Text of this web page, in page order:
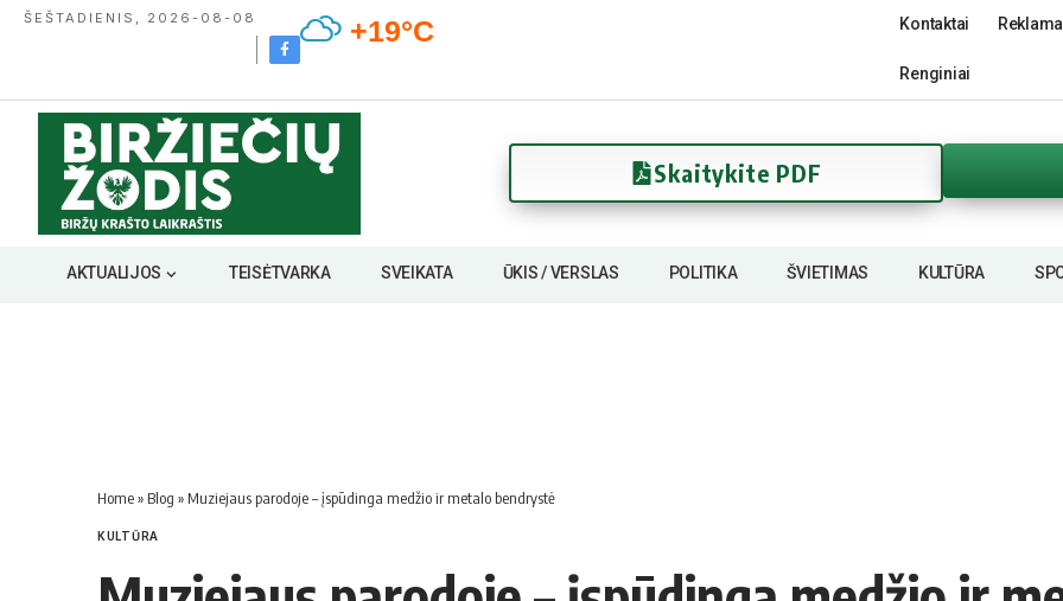
ŠEŠTADIENIS, 2026-08-08 +19°C Kontaktai Reklama
Renginiai
Skaitykite PDF
AKTUALIJOS TEISĖTVARKA SVEIKATA ŪKIS / VERSLAS POLITIKA ŠVIETIMAS KULTŪRA
Home» Blog » Muziejaus parodoje – įspūdinga medžio ir metalo bendrystė
KULTŪRA